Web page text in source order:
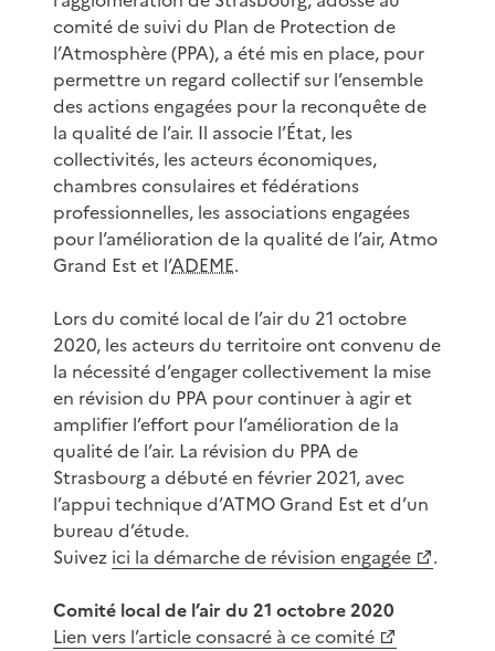
comité de suivi du Plan de Protection de
l’Atmosphère (PPA), a été mis en place, pour
permettre un regard collectif sur l’ensemble
des actions engagées pour la reconquête de
la qualité de l’air. Il associe l’État, les
collectivités, les acteurs économiques,
chambres consulaires et fédérations
professionnelles, les associations engagées
pour l’amélioration de la qualité de l’air, Atmo
Grand Est et l’ADEME.
Lors du comité local de l’air du 21 octobre
2020, les acteurs du territoire ont convenu de
la nécessité d’engager collectivement la mise
en révision du PPA pour continuer à agir et
amplifier l’effort pour l’amélioration de la
qualité de l’air. La révision du PPA de
Strasbourg a débuté en février 2021, avec
l’appui technique d’ATMO Grand Est et d’un
bureau d’étude.
Suivez ici la démarche de révision engagée
.
Comité local de l’air du 21 octobre 2020
Lien vers l’article consacré à ce comité